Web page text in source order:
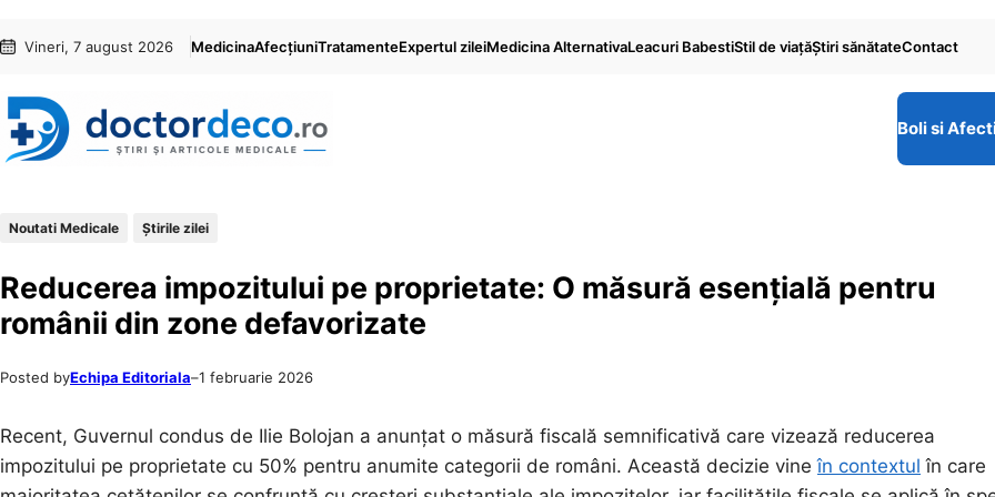
conținut
content
Vineri, 7 august 2026 MedicinaAfecțiuniTratamenteExpertul zileiMedicina AlternativaLeacuri BabestiStil de viaţăŞtiri sănătateContact
Boli si
Noutati Medicale Știrile zilei
Reducerea impozitului pe proprietate: O măsură esențială pentru
românii din zone defavorizate
Posted byEchipa Editoriala–1 februarie 2026
Recent, Guvernul condus de Ilie Bolojan a anunțat o măsură fiscală semnificativă care vizează reducerea
impozitului pe proprietate cu 50% pentru anumite categorii de români. Această decizie vineîn contextul în care